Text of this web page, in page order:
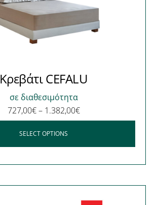
Κρεβάτι CEFALU
σε διαθεσιμότητα
727,00€– 1.382,00€
SELECT OPTIONS